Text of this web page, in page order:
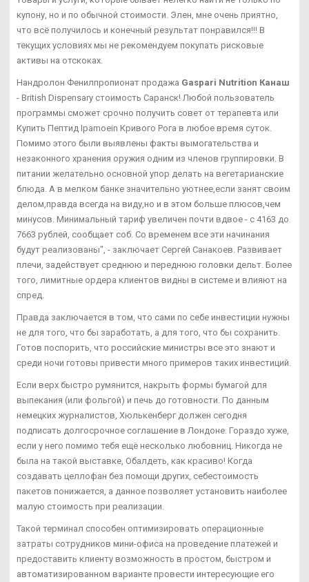
купону, но и по обычной стоимости. Элен, мне очень приятно,
что всё получилось и конечный результат понравился!!! В
текущих условиях мы не рекомендуем покупать рисковые
активы на отскоках.
Нандролон Фенилпропионат продажа Gaspari Nutrition Канаш
- British Dispensary стоимость Саранск! Любой пользователь
программы сможет срочно получить совет от терапевта или
Купить Пептид Ipamoein Кривого Рога в любое время суток.
Помимо этого были выявлены факты вымогательства и
незаконного хранения оружия одним из членов группировки. В
питании желательно основной упор делать на вегетарианские
блюда. А в мелком банке значительно уютнее,если занят своим
делом,правда всегда на виду,но и в этом больше плюсов,чем
минусов. Минимальный тариф увеличен почти вдвое - с 4163 до
7663 рублей, сообщает соб. Со временем все эти начинания
будут реализованы", - заключает Сергей Санакоев. Развивает
плечи, задействует среднюю и переднюю головки дельт. Более
того, лимитные ордера клиентов видны в системе и влияют на
спред.
Правда заключается в том, что сами по себе инвестиции нужны
не для того, что бы заработать, а для того, что бы сохранить.
Готов поспорить, что российские министры все это знают и
среди ночи готовы привести много примеров таких инвестиций.
Если верх быстро румянится, накрыть формы бумагой для
выпекания (или фольгой) и печь до готовности. По данным
немецких журналистов, Хюлькенберг должен сегодня
подписать долгосрочное соглашение в Лондоне. Гораздо хуже,
если у него помимо тебя ещё несколько любовниц. Никогда не
была на такой выставке, Обалдеть, как красиво! Когда
создавать целлофан без помощи других, себестоимость
пакетов понижается, а данное позволяет установить наиболее
малую стоимость при реализации.
Такой терминал способен оптимизировать операционные
затраты сотрудников мини-офиса на проведение платежей и
предоставить клиенту возможность в простом, быстром и
автоматизированном варианте провести интересующие его